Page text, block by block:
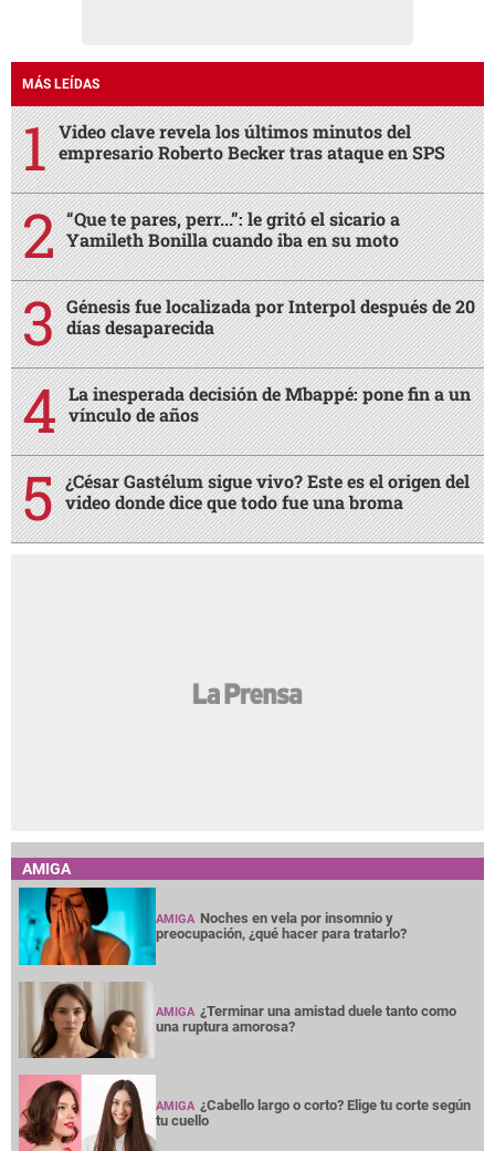
MÁS LEÍDAS
Video clave revela los últimos minutos del
empresario Roberto Becker tras ataque en SPS
“Que te pares, perr...”: le gritó el sicario a
Yamileth Bonilla cuando iba en su moto
Génesis fue localizada por Interpol después de 20
días desaparecida
La inesperada decisión de Mbappé: pone fin a un
vínculo de años
¿César Gastélum sigue vivo? Este es el origen del
video donde dice que todo fue una broma
AMIGA
AMIGA Noches en vela por insomnio y
preocupación, ¿qué hacer para tratarlo?
AMIGA ¿Terminar una amistad duele tanto como
una ruptura amorosa?
AMIGA ¿Cabello largo o corto? Elige tu corte según
tu cuello